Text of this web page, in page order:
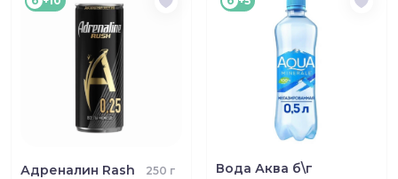
Адреналин Rash 250 г Вода Аква б\г